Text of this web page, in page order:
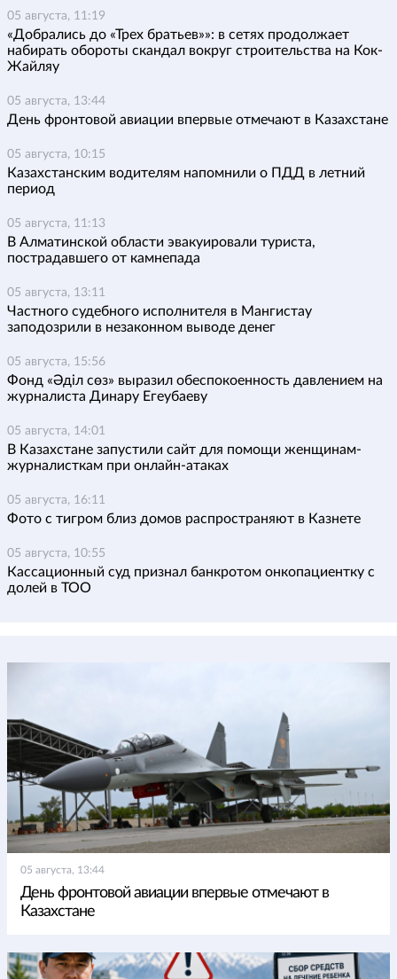
05 августа, 11:19
«Добрались до «Трех братьев»»: в сетях продолжает
набирать обороты скандал вокруг строительства на Кок-
Жайляу
05 августа, 13:44
День фронтовой авиации впервые отмечают в Казахстане
05 августа, 10:15
Казахстанским водителям напомнили о ПДД в летний
период
05 августа, 11:13
В Алматинской области эвакуировали туриста,
пострадавшего от камнепада
05 августа, 13:11
Частного судебного исполнителя в Мангистау
заподозрили в незаконном выводе денег
05 августа, 15:56
Фонд «Әділ сөз» выразил обеспокоенность давлением на
журналиста Динару Егеубаеву
05 августа, 14:01
В Казахстане запустили сайт для помощи женщинам-
журналисткам при онлайн-атаках
05 августа, 16:11
Фото с тигром близ домов распространяют в Казнете
05 августа, 10:55
Кассационный суд признал банкротом онкопациентку с
долей в ТОО
05 августа, 13:44
День фронтовой авиации впервые отмечают в
Казахстане